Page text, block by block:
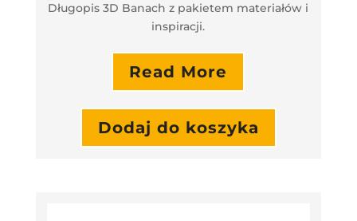
Długopis 3D Banach z pakietem materiałów i
inspiracji.
Read More
Dodaj do koszyka